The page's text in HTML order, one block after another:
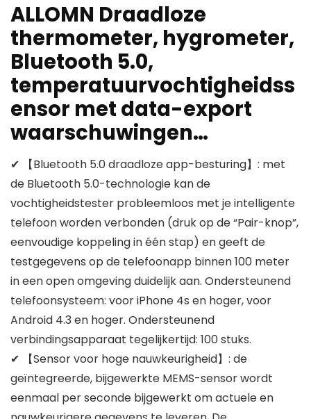
ALLOMN Draadloze
thermometer, hygrometer,
Bluetooth 5.0,
temperatuurvochtigheidss
ensor met data-export
waarschuwingen…
✔ 【Bluetooth 5.0 draadloze app-besturing】: met
de Bluetooth 5.0-technologie kan de
vochtigheidstester probleemloos met je intelligente
telefoon worden verbonden (druk op de “Pair-knop”,
eenvoudige koppeling in één stap) en geeft de
testgegevens op de telefoonapp binnen 100 meter
in een open omgeving duidelijk aan. Ondersteunend
telefoonsysteem: voor iPhone 4s en hoger, voor
Android 4.3 en hoger. Ondersteunend
verbindingsapparaat tegelijkertijd: 100 stuks.
✔ 【Sensor voor hoge nauwkeurigheid】: de
geïntegreerde, bijgewerkte MEMS-sensor wordt
eenmaal per seconde bijgewerkt om actuele en